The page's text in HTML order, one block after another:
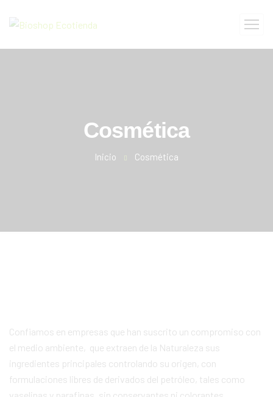
Cosmética
Inicio Cosmética
Confiamos en empresas que han suscrito un compromiso con
el medio ambiente, que extraen de la Naturaleza sus
ingredientes principales controlando su origen, con
formulaciones libres de derivados del petróleo, tales como